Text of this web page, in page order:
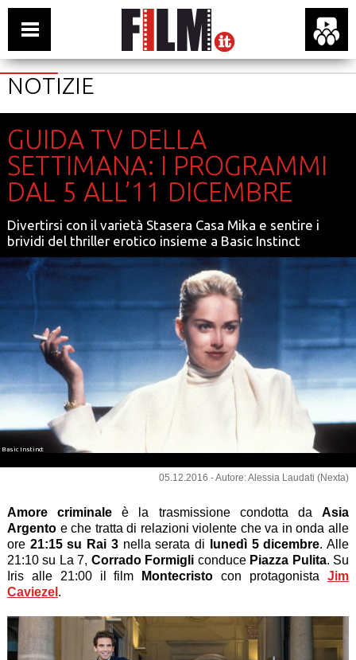
NOTIZIE
GUIDA TV DELLA
SETTIMANA: I PROGRAMMI
DAL 5 ALL’11 DICEMBRE
Divertirsi con il varietà Stasera Casa Mika e sentire i
brividi del thriller erotico insieme a Basic Instinct
Basic Instinct
05.12.2016 - Autore: Alessia Laudati (Nexta)
Amore criminale è la trasmissione condotta daAsia
Argentoe che tratta di relazioni violente che va in onda alle
ore 21:15 su Rai 3nella serata di lunedì 5 dicembre. Alle
21:10 su La 7, Corrado Formigli conduce Piazza Pulita. Su
Iris alle 21:00 il film
Montecristo con protagonistaJim
Caviezel .